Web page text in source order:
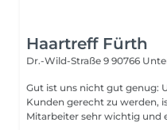
Haartreff Fürth
Dr.-Wild-Straße 9 90766
Gut ist uns nicht gut genug:
Kunden gerecht zu werden,
Mitarbeiter sehr wichtig und